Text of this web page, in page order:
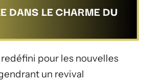
DANS LE CHARME DU
pour les nouvelles
un revival